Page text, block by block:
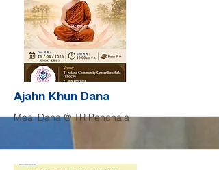
More
Ajahn Khun Dana
Meal Dana @ TR Penchala